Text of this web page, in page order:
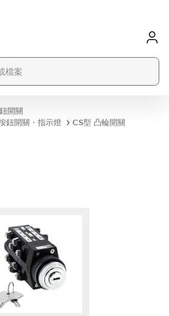
開關
開關・指示燈
CS型 凸輪開關